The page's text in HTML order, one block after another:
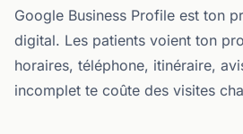
Google Business Profile est ton
digital. Les patients voient ton
horaires, téléphone, itinéraire,
incomplet te coûte des visites